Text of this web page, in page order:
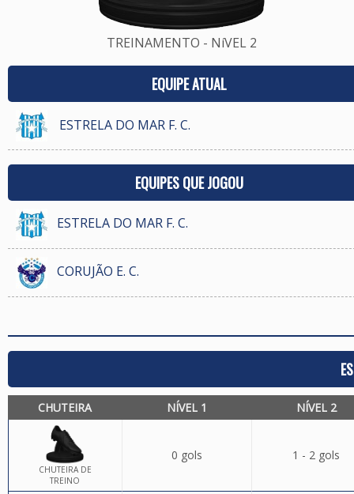
TREINAMENTO - NíVEL 2
EQUIPE ATUAL
ESTRELA DO MAR F. C.
EQUIPES QUE JOGOU
ESTRELA DO MAR F. C.
CORUJÃO E. C.
CHUTEIRA NÍVEL 1 NÍVEL 2
CHUTEIRA DE
TREINO
0 gols 1 - 2 gols